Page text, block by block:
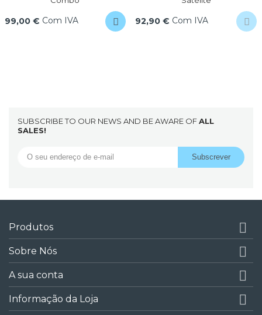
99,00 € Com IVA 92,90 € Com IVA
SUBSCRIBE TO OUR NEWS AND BE AWARE OFALL
SALES!
Produtos 
Sobre Nós 
A sua conta 
Informação da Loja 